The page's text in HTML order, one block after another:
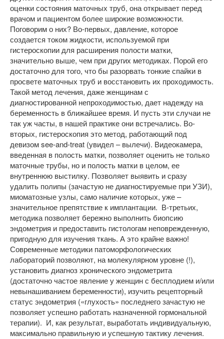
оценки состояния маточных труб, она открывает перед
врачом и пациентом более широкие возможности.
Поговорим о них? Во-первых, давление, которое
создается током жидкости, используемой при
гистероскопии для расширения полости матки,
значительно выше, чем при других методиках. Порой его
достаточно для того, что бы разорвать тонкие спайки в
просвете маточных труб и восстановить их проходимость.
Такой метод лечения, даже женщинам с
диагностированной непроходимостью, дает надежду на
беременность в ближайшее время. И пусть эти случаи не
так уж часты, в нашей практике они встречались. Во-
вторых, гистероскопия это метод, работающий под
девизом see-and-treat (увидел – вылечи). Видеокамера,
введенная в полость матки, позволяет оценить не только
маточные трубы, но и полость матки в целом, ее
внутреннюю выстилку. Позволяет выявить и сразу
удалить полипы (зачастую не диагностируемые при УЗИ),
миоматозные узлы, само наличие которых, уже –
значительное препятствие к имплантации. В-третьих,
методика позволяет бережно выполнить биопсию
эндометрия и предоставить гистологам неповрежденную,
пригодную для изучения ткань. А это крайне важно!
Современные методики патоморфологических
лабораторий позволяют, на молекулярном уровне (!),
установить диагноз хронического эндометрита
(достаточно частое явление у женщин с бесплодием и/или
невынашиванием беременности), изучить рецепторный
статус эндометрия («глухость» последнего зачастую не
позволяет успешно работать назначенной гормональной
терапии). И, как результат, выработать индивидуальную,
максимально правильную и успешную тактику лечения.